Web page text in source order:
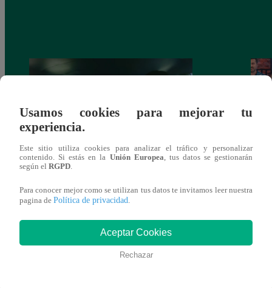
Regresa ‘La Gran Sangre’ a los cines:
mira aquí el teaser de la película
Usamos cookies para mejorar tu
experiencia.
Este sitio utiliza cookies para analizar el tráfico y personalizar
contenido. Si estás en la Unión Europea, tus datos se gestionarán
según el RGPD.
Para conocer mejor como se utilizan tus datos te invitamos leer nuestra
pagina de Política de privacidad.
Aceptar Cookies
Rechazar